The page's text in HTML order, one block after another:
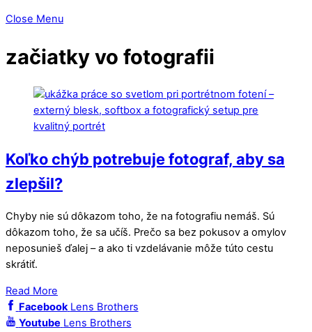
Close Menu
začiatky vo fotografii
Koľko chýb potrebuje fotograf, aby sa
zlepšil?
Chyby nie sú dôkazom toho, že na fotografiu nemáš. Sú
dôkazom toho, že sa učíš. Prečo sa bez pokusov a omylov
neposunieš ďalej – a ako ti vzdelávanie môže túto cestu
skrátiť.
Read More
Facebook Lens Brothers
Youtube Lens Brothers